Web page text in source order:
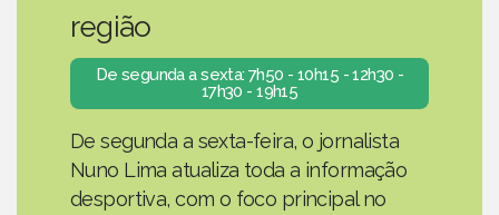
região
De segunda a sexta: 7h50 - 10h15 - 12h30 -
17h30 - 19h15
De segunda a sexta-feira, o jornalista
Nuno Lima atualiza toda a informação
desportiva, com o foco principal no